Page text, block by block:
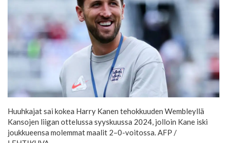
Huuhkajat sai kokea Harry Kanen tehokkuuden Wembleyllä
Kansojen liigan ottelussa syyskuussa 2024, jolloin Kane iski
joukkueensa molemmat maalit 2–0-voitossa.AFP /